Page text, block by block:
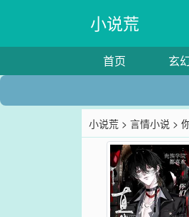
小说荒
首页 玄
小说荒 >言情小说 >